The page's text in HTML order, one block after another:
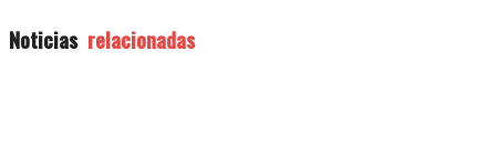
Noticias relacionadas